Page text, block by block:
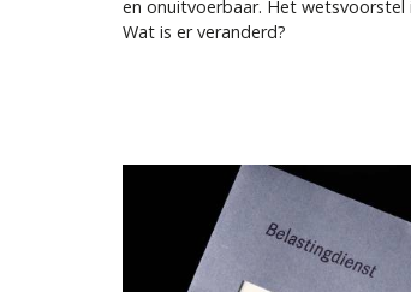
en onuitvoerbaar. Het wetsvoorstel
Wat is er veranderd?